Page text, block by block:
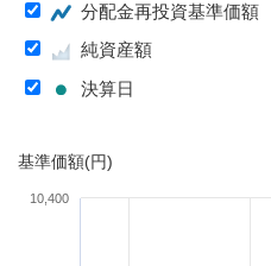
分配金再投資基準価額
純資産額
決算日
基準価額(円)
10,400